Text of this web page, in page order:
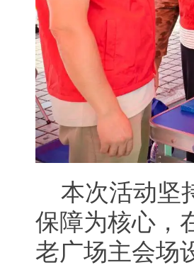
本次活动坚
保障为核心，
老广场主会场